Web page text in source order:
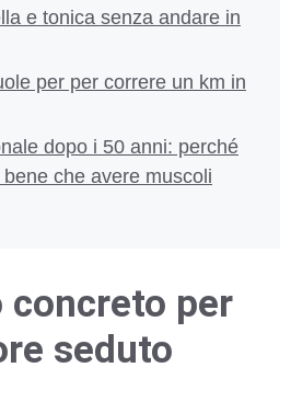
e tonica senza andare in
per per correre un km in
dopo i 50 anni: perché
che avere muscoli
concreto per
seduto